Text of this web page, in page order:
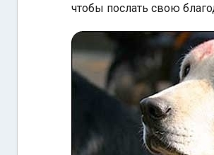
чтобы послать свою